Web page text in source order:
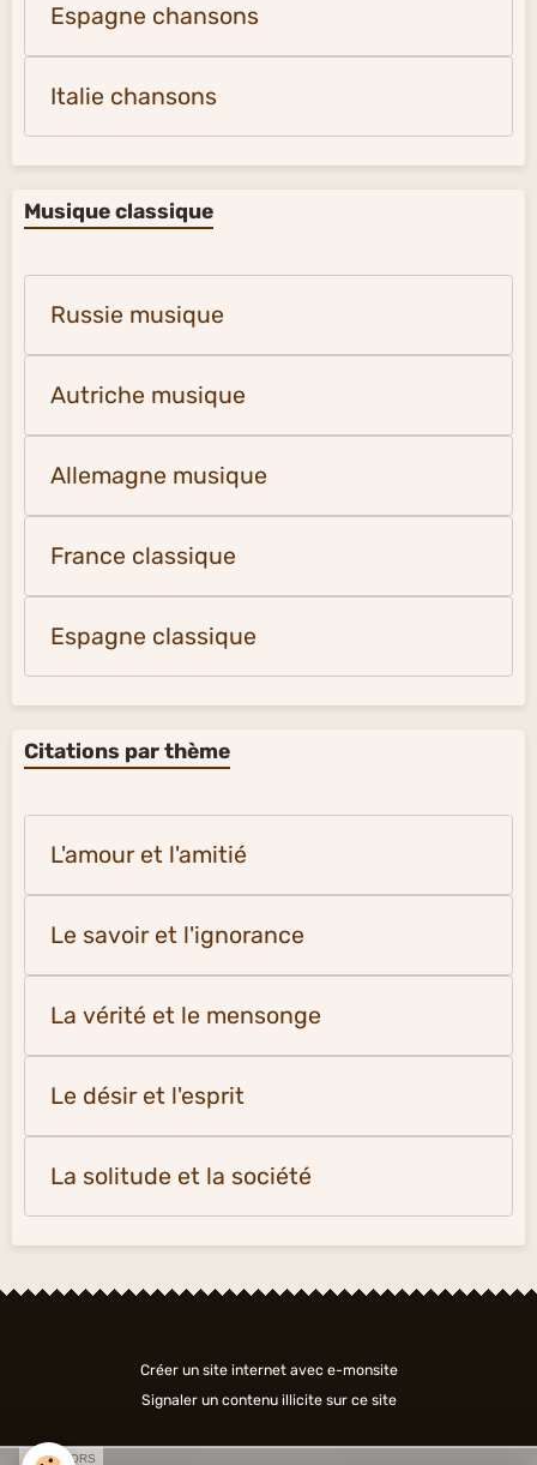
Espagne chansons
Italie chansons
Musique classique
Russie musique
Autriche musique
Allemagne musique
France classique
Espagne classique
Citations par thème
L'amour et l'amitié
Le savoir et l'ignorance
La vérité et le mensonge
Le désir et l'esprit
La solitude et la société
Créer un site internet avec e-monsite
Signaler un contenu illicite sur ce site
SPONSORS